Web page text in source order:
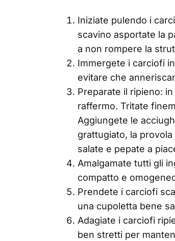
Iniziate pulendo i
scavino asportate la
a non rompere la
Immergete i carciofi
evitare che
Preparate il ripieno:
raffermo. Tritate
Aggiungete le
grattugiato, la
salate e pepate a
Amalgamate tutti gli
compatto e
Prendete i carciofi
una cupoletta bene
Adagiate i carciofi
ben stretti per